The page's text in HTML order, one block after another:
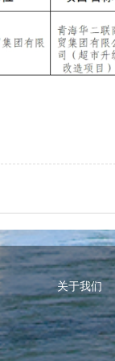
关于我们